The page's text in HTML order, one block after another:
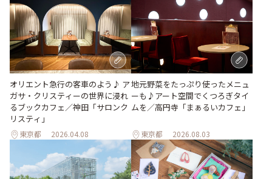
オリエント急行の客車のよう♪ ア
ガサ・クリスティーの世界に浸れ
るブックカフェ／神田「サロンク
リスティ」
東京都 2026.04.08
地元野菜をたっぷり使ったメニュ
ーも♪アート空間でくつろぎタイ
ムを／高円寺「まぁるいカフェ」
東京都 2026.08.03